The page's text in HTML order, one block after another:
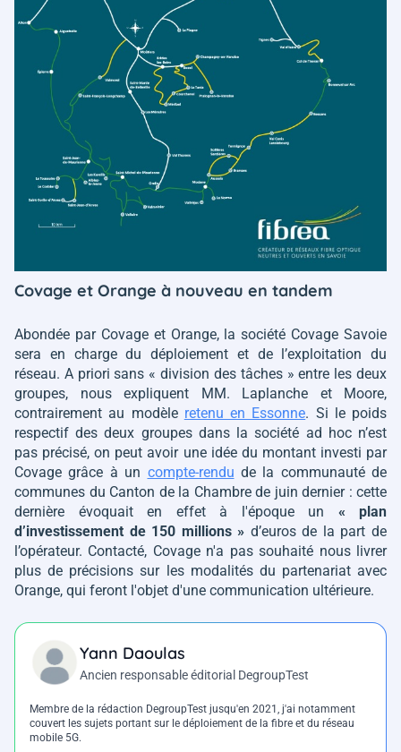
Covage et Orange à nouveau en tandem
Abondée par Covage et Orange, la société Covage Savoie
sera en charge du déploiement et de l’exploitation du
réseau. A priori sans « division des tâches » entre les deux
groupes, nous expliquent MM. Laplanche et Moore,
contrairement au modèle retenu en Essonne. Si le poids
respectif des deux groupes dans la société ad hoc n’est
pas précisé, on peut avoir une idée du montant investi par
Covage grâce à un compte-rendu de la communauté de
communes du Canton de la Chambre de juin dernier : cette
dernière évoquait en effet à l'époque un « plan
d’investissement de 150 millions » d’euros de la part de
l’opérateur. Contacté, Covage n'a pas souhaité nous livrer
plus de précisions sur les modalités du partenariat avec
Orange, qui feront l'objet d'une communication ultérieure.
Yann Daoulas
Ancien responsable éditorial DegroupTest
Membre de la rédaction DegroupTest jusqu'en 2021, j'ai notamment
couvert les sujets portant sur le déploiement de la fibre et du réseau
mobile 5G.